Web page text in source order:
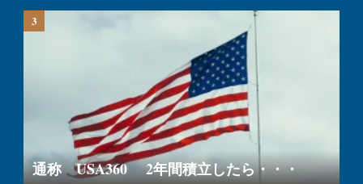
通称 USA360 2年間積立したら・・・